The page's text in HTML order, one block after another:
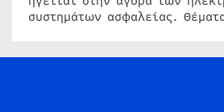
συστημάτων ασφαλείας.